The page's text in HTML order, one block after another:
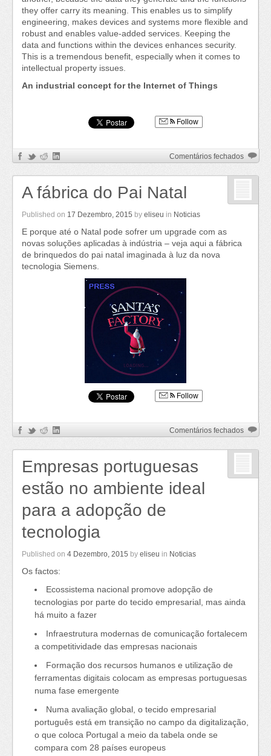
they offer carry its meaning. This enables us to simplify
engineering, makes devices and systems more flexible and
robust and enables value-added services. Keeping the
data and functions within the devices enhances security.
This is a tremendous benefit, especially when it comes to
intellectual property issues.
An industrial concept for the Internet of Things
Follow
Comentários fechadosem
of
Things
World
A fábrica do Pai Natal
Published on 17 Dezembro, 2015 by eliseu in Noticias
E porque até o Natal pode sofrer um upgrade com as
novas soluções aplicadas à indústria – veja aqui a fábrica
de brinquedos do pai natal imaginada à luz da nova
tecnologia Siemens.
Follow
Comentários fechadosem
fábrica
do
Pai
Empresas portuguesas
estão no ambiente ideal
para a adopção de
tecnologia
Published on 4 Dezembro, 2015 by eliseu in Noticias
Os factos:
Ecossistema nacional promove adopção de
tecnologias por parte do tecido empresarial, mas ainda
há muito a fazer
Infraestrutura modernas de comunicação fortalecem
a competitividade das empresas nacionais
Formação dos recursos humanos e utilização de
ferramentas digitais colocam as empresas portuguesas
numa fase emergente
Numa avaliação global, o tecido empresarial
português está em transição no campo da digitalização,
o que coloca Portugal a meio da tabela onde se
compara com 28 países europeus